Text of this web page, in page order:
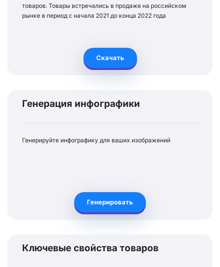
товаров. Товары встречались в продаже на российском
рынке в период с начала 2021 до конца 2022 года
Скачать
Генерация инфографики
Генерируйте инфографику для ваших изображений
Генерировать
Ключевые свойства товаров